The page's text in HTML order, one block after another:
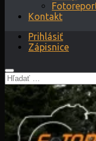
Kontakt
Prihlásiť
Zápisnice
Hľadať: